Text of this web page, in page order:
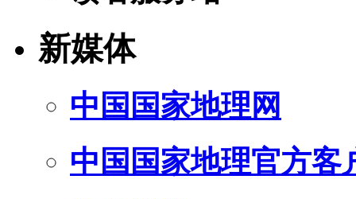
新媒体
中国国家地理网
中国国家地理官方客